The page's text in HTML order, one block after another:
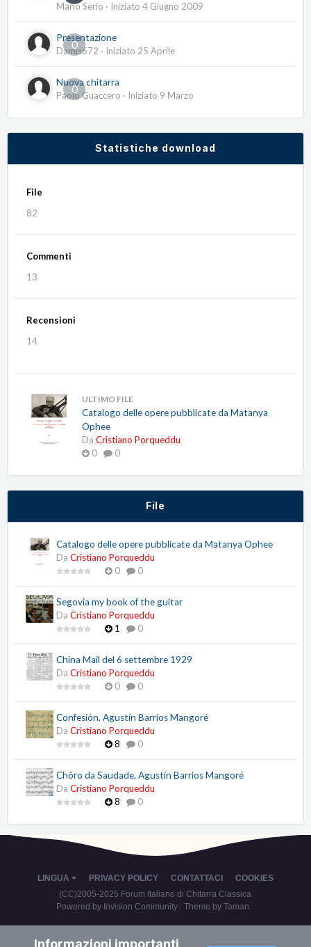
Mario Serio · Iniziato 4 Giugno 2009
0
Presentazione
Damis672 · Iniziato 25 Aprile
0
Nuova chitarra
Paolo Guaccero · Iniziato 9 Marzo
Statistiche download
File
82
Commenti
13
Recensioni
14
ULTIMO FILE
Catalogo delle opere pubblicate da Matanya
Ophee
Da Cristiano Porqueddu
0
0
File
Catalogo delle opere pubblicate da Matanya Ophee
Da Cristiano Porqueddu
0
0
Segovia my book of the guitar
Da Cristiano Porqueddu
1
0
China Mail del 6 settembre 1929
Da Cristiano Porqueddu
0
0
Confesión, Agustín Barrios Mangoré
Da Cristiano Porqueddu
8
0
Chôro da Saudade, Agustín Barrios Mangoré
Da Cristiano Porqueddu
8
0
LINGUA PRIVACY POLICY CONTATTACI
COOKIES
(CC)2005-2025 Forum Italiano di Chitarra Classica
Powered by Invision Community
Theme by Taman.
Informazioni importanti